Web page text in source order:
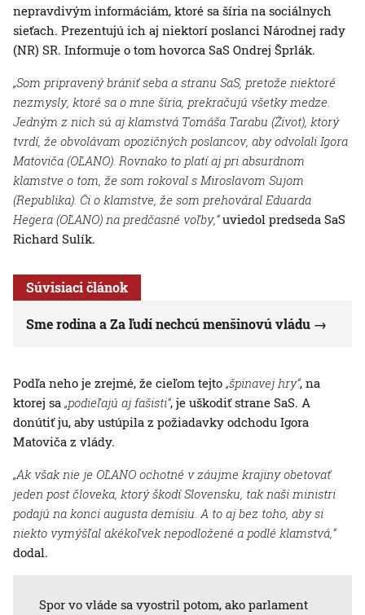
nepravdivým informáciám, ktoré sa šíria na sociálnych
sieťach. Prezentujú ich aj niektorí poslanci Národnej rady
(NR) SR. Informuje o tom hovorca SaS Ondrej Šprlák.
„Som pripravený brániť seba a stranu SaS, pretože niektoré
nezmysly, ktoré sa o mne šíria, prekračujú všetky medze.
Jedným z nich sú aj klamstvá Tomáša Tarabu (Život), ktorý
tvrdí, že obvolávam opozičných poslancov, aby odvolali Igora
Matoviča (OĽANO). Rovnako to platí aj pri absurdnom
klamstve o tom, že som rokoval s Miroslavom Sujom
(Republika). Či o klamstve, že som prehováral Eduarda
Hegera (OĽANO) na predčasné voľby,“uviedol predseda SaS
Richard Sulík.
Súvisiaci článok
Sme rodina a Za ľudí nechcú menšinovú vládu
Podľa neho je zrejmé, že cieľom tejto „špinavej hry“, na
ktorej sa „podieľajú aj fašisti“, je uškodiť strane SaS. A
donútiť ju, aby ustúpila z požiadavky odchodu Igora
Matoviča z vlády.
„Ak však nie je OĽANO ochotné v záujme krajiny obetovať
jeden post človeka, ktorý škodí Slovensku, tak naši ministri
podajú na konci augusta demisiu. A to aj bez toho, aby si
niekto vymýšľal akékoľvek nepodložené a podlé klamstvá,“
dodal.
Spor vo vláde sa vyostril potom, ako parlament